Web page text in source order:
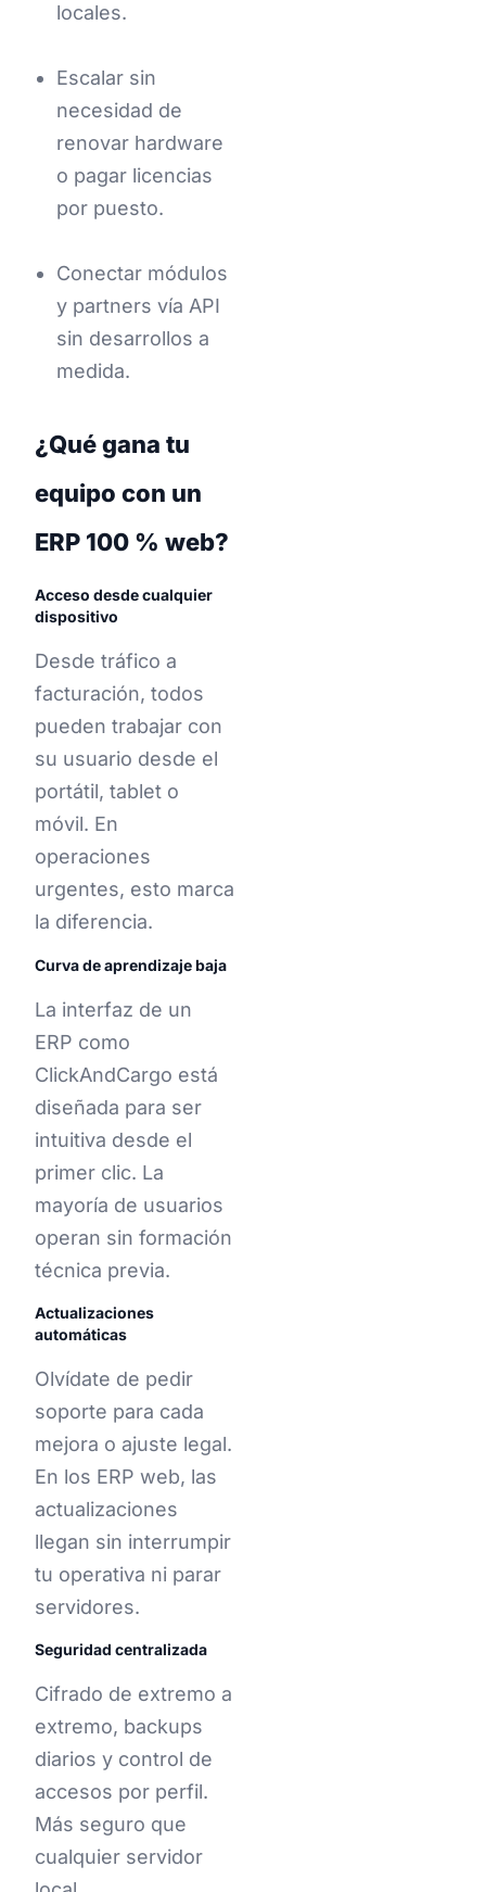
locales.
Escalar sin
necesidad de
renovar hardware
o pagar licencias
por puesto.
Conectar módulos
y partners vía API
sin desarrollos a
medida.
¿Qué gana tu
equipo con un
ERP 100 % web?
Acceso desde cualquier
dispositivo
Desde tráfico a
facturación, todos
pueden trabajar con
su usuario desde el
portátil, tablet o
móvil. En
operaciones
urgentes, esto marca
la diferencia.
Curva de aprendizaje baja
La interfaz de un
ERP como
ClickAndCargo está
diseñada para ser
intuitiva desde el
primer clic. La
mayoría de usuarios
operan sin formación
técnica previa.
Actualizaciones
automáticas
Olvídate de pedir
soporte para cada
mejora o ajuste legal.
En los ERP web, las
actualizaciones
llegan sin interrumpir
tu operativa ni parar
servidores.
Seguridad centralizada
Cifrado de extremo a
extremo, backups
diarios y control de
accesos por perfil.
Más seguro que
cualquier servidor